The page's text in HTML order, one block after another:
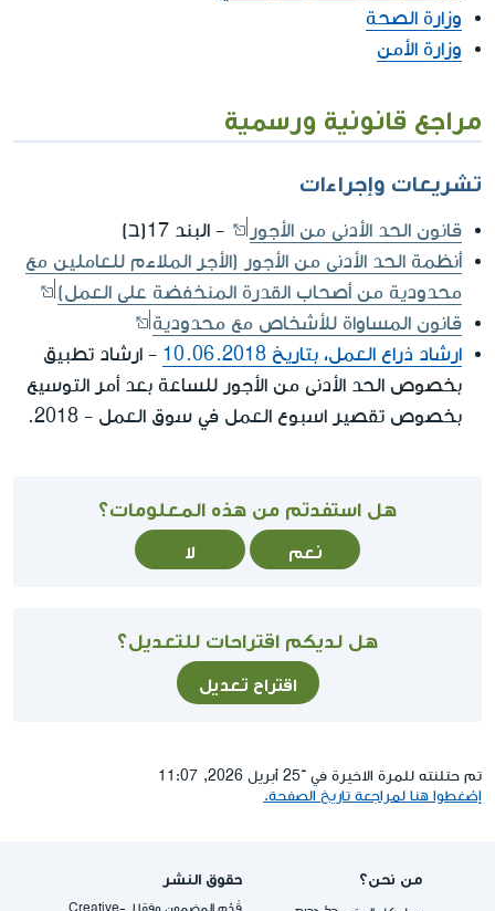
وزارة الصحة
وزارة الأمن
مراجع قانونية ورسمية
تشريعات وإجراءات
قانون الحد الأدنى من الأجور
- البند 17(ב)
أنظمة الحد الأدنى من الأجور (الأجر الملاءم للعاملين مع
محدودية من أصحاب القدرة المنخفضة على العمل)
قانون المساواة للأشخاص مع محدودية
ارشاد ذراع العمل، بتاريخ 10.06.2018
- ارشاد تطبيق
بخصوص الحد الأدنى من الأجور للساعة بعد أمر التوسيع
بخصوص تقصير اسبوع العمل في سوق العمل - 2018.
هل استفدتم من هذه المعلومات؟
نعم لا
هل لديكم اقتراحات للتعديل؟
اقتراح تعديل
تم حتلنته للمرة الاخيرة في ־25 أبريل 2026, 11:07
إضغطوا هنا لمراجعة تاريخ الصفحة.
من نحن؟ حقوق النشر